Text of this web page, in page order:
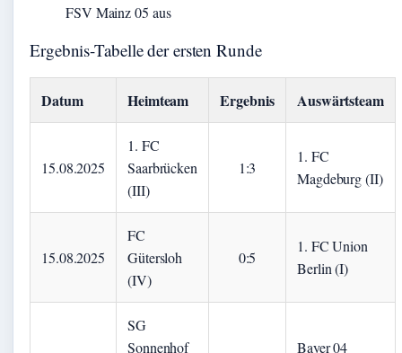
FSV Mainz 05 aus
Ergebnis-Tabelle der ersten Runde
Datum Heimteam Ergebnis Auswärtsteam
15.08.2025
1. FC
Saarbrücken
(III)
1:3
1. FC
Magdeburg (II)
15.08.2025
FC
Gütersloh
(IV)
0:5
1. FC Union
Berlin (I)
SG
Sonnenhof
Bayer 04